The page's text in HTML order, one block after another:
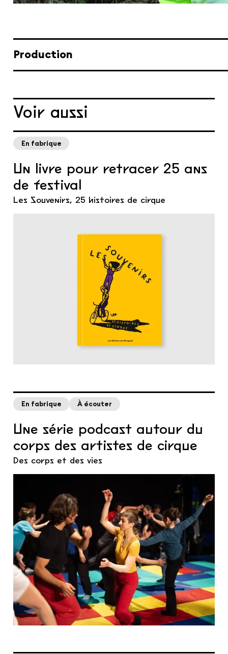
Production
Voir aussi
En fabrique
Un livre pour retracer 25 ans
de festival
Les Souvenirs, 25 histoires de cirque
En fabrique À écouter
Une série podcast autour du
corps des artistes de cirque
Des corps et des vies